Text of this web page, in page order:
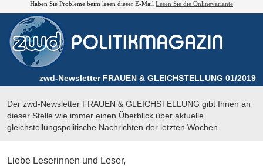
Haben Sie Probleme beim lesen dieser E-Mail Lesen Sie die Onlinevariante
zwd-Newsletter FRAUEN & GLEICHSTELLUNG 01/2019
Der zwd-Newsletter FRAUEN & GLEICHSTELLUNG gibt Ihnen an
dieser Stelle wie immer einen Überblick über aktuelle
gleichstellungspolitische Nachrichten der letzten Wochen.
Liebe Leserinnen und Leser,